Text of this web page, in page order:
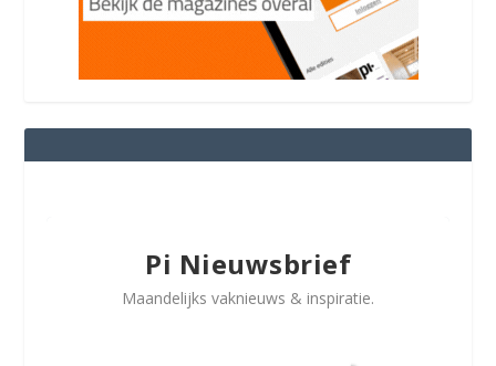
Pi Nieuwsbrief
Maandelijks vaknieuws & inspiratie.